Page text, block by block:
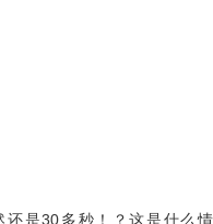
是30多秒！？这是什么情